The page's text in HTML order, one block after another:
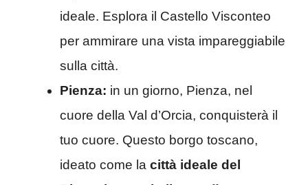
ideale. Esplora il Castello Visconteo
per ammirare una vista impareggiabile
sulla città.
Pienza: in un giorno, Pienza, nel
cuore della Val d’Orcia, conquisterà il
tuo cuore. Questo borgo toscano,
ideato come la città ideale del